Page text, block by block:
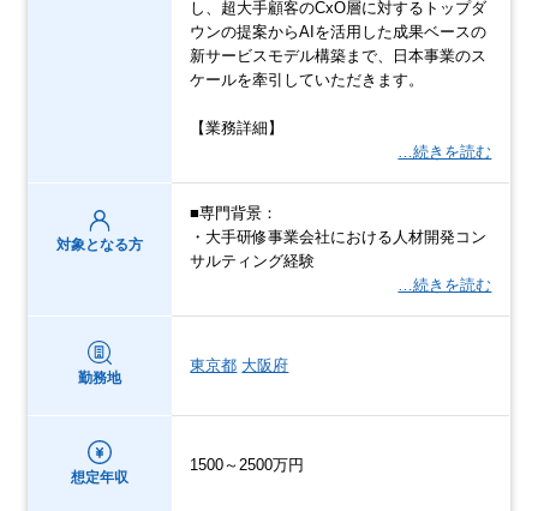
し、超大手顧客のCxO層に対するトップダ
ウンの提案からAIを活用した成果ベースの
新サービスモデル構築まで、日本事業のス
ケールを牽引していただきます。
【業務詳細】
…続きを読む
対象となる方
■専門背景：
・大手研修事業会社における人材開発コン
サルティング経験
…続きを読む
勤務地
東京都 大阪府
想定年収
1500～2500万円